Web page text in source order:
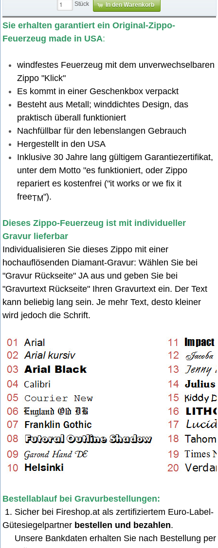
259338.jpg
Stück In den Warenkorb
Sie erhalten garantiert ein Original-Zippo-
Feuerzeug made in USA:
windfestes Feuerzeug mit dem unverwechselbaren
Zippo "Klick"
Es kommt in einer Geschenkbox verpackt
Besteht aus Metall; winddichtes Design, das
praktisch überall funktioniert
Nachfüllbar für den lebenslangen Gebrauch
Hergestellt in den USA
Inklusive 30 Jahre lang gültigem Garantiezertifikat,
unter dem Motto "es funktioniert, oder Zippo
repariert es kostenfrei ("it works or we fix it
freeTM").
Dieses Zippo-Feuerzeug ist mit individueller
Gravur lieferbar
Individualisieren Sie dieses Zippo mit einer
hochauflösenden Diamant-Gravur: Wählen Sie bei
"Gravur Rückseite" JA aus und geben Sie bei
"Gravurtext Rückseite" Ihren Gravurtext ein. Der Text
kann beliebig lang sein. Je mehr Text, desto kleiner
wird jedoch die Schrift.
Bestellablauf bei Gravurbestellungen:
1. Sicher bei Fireshop.at als zertifiziertem Euro-Label-
Gütesiegelpartner bestellen und bezahlen.
Unsere Bankdaten erhalten Sie nach Bestellung per